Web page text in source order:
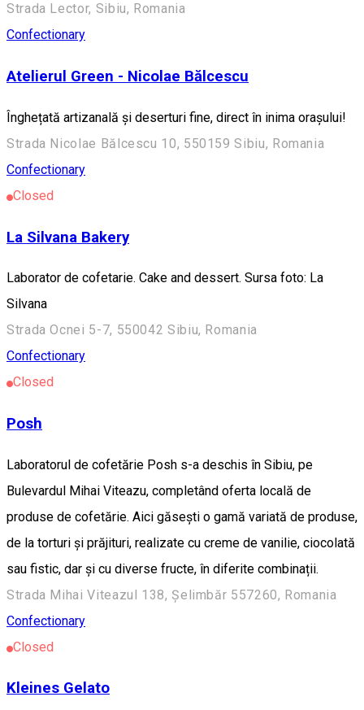
Strada Lector, Sibiu, Romania
Confectionary
Atelierul Green - Nicolae Bălcescu
Înghețată artizanală și deserturi fine, direct în inima orașului!
Strada Nicolae Bălcescu 10, 550159 Sibiu, Romania
Confectionary
Closed
La Silvana Bakery
Laborator de cofetarie. Cake and dessert. Sursa foto: La
Silvana
Strada Ocnei 5-7, 550042 Sibiu, Romania
Confectionary
Closed
Posh
Laboratorul de cofetărie Posh s-a deschis în Sibiu, pe
Bulevardul Mihai Viteazu, completând oferta locală de
produse de cofetărie. Aici găsești o gamă variată de produse,
de la torturi și prăjituri, realizate cu creme de vanilie, ciocolată
sau fistic, dar și cu diverse fructe, în diferite combinații.
Strada Mihai Viteazul 138, Șelimbăr 557260, Romania
Confectionary
Closed
Kleines Gelato